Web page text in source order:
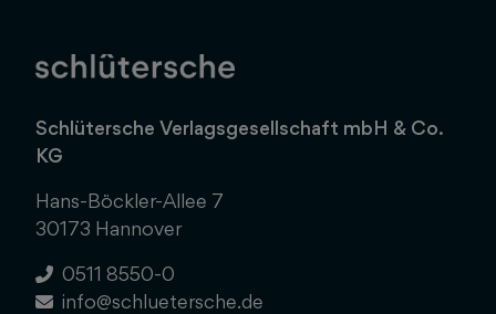
Schlütersche Verlagsgesellschaft mbH & Co.
KG
Hans-Böckler-Allee 7
30173 Hannover
0511 8550-0
info@schluetersche.de